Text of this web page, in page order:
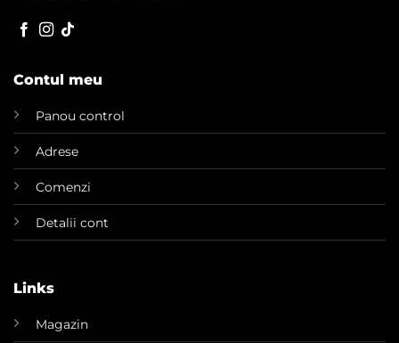
Contul meu
Panou control
Adrese
Comenzi
Detalii cont
Links
Magazin